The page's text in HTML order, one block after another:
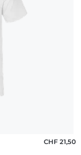
CHF 21,50